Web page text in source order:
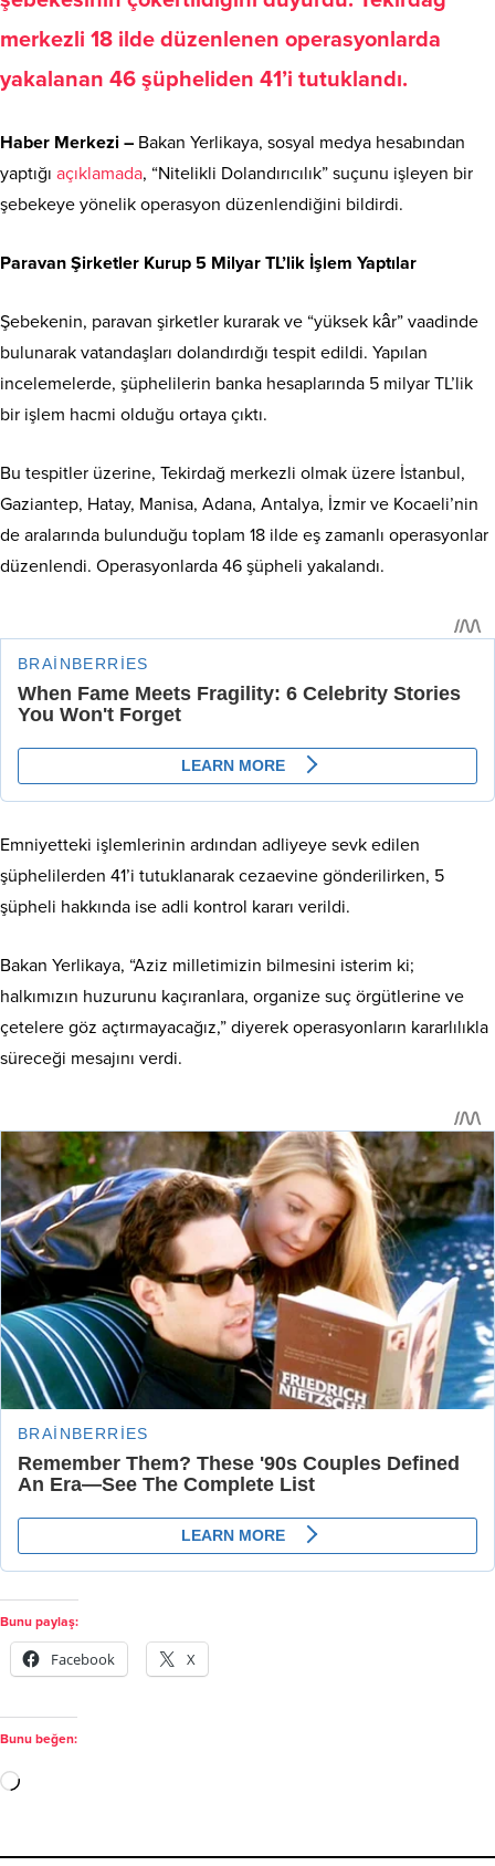
merkezli 18 ilde düzenlenen operasyonlarda
yakalanan 46 şüpheliden 41’i tutuklandı.
Haber Merkezi – Bakan Yerlikaya, sosyal medya hesabından
yaptığı açıklamada, “Nitelikli Dolandırıcılık” suçunu işleyen bir
şebekeye yönelik operasyon düzenlendiğini bildirdi.
Paravan Şirketler Kurup 5 Milyar TL’lik İşlem Yaptılar
Şebekenin, paravan şirketler kurarak ve “yüksek kâr” vaadinde
bulunarak vatandaşları dolandırdığı tespit edildi. Yapılan
incelemelerde, şüphelilerin banka hesaplarında 5 milyar TL’lik
bir işlem hacmi olduğu ortaya çıktı.
Bu tespitler üzerine, Tekirdağ merkezli olmak üzere İstanbul,
Gaziantep, Hatay, Manisa, Adana, Antalya, İzmir ve Kocaeli’nin
de aralarında bulunduğu toplam 18 ilde eş zamanlı operasyonlar
düzenlendi. Operasyonlarda 46 şüpheli yakalandı.
Emniyetteki işlemlerinin ardından adliyeye sevk edilen
şüphelilerden 41’i tutuklanarak cezaevine gönderilirken, 5
şüpheli hakkında ise adli kontrol kararı verildi.
Bakan Yerlikaya, “Aziz milletimizin bilmesini isterim ki;
halkımızın huzurunu kaçıranlara, organize suç örgütlerine ve
çetelere göz açtırmayacağız,” diyerek operasyonların kararlılıkla
süreceği mesajını verdi.
Bunu paylaş:
Facebook X
Bunu beğen: